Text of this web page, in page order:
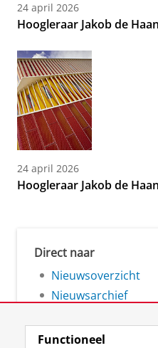
24 april 2026
Hoogleraar Jakob de
24 april 2026
Hoogleraar Jakob de
Direct naar
Nieuwsoverzicht
Nieuwsarchief
Functioneel